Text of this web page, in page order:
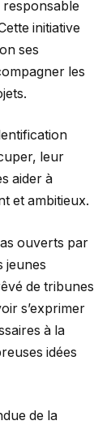
responsable
initiative
ses
les
leur
aider à
et ambitieux.
ouverts par
jeunes
de tribunes
s’exprimer
à la
idées
de la